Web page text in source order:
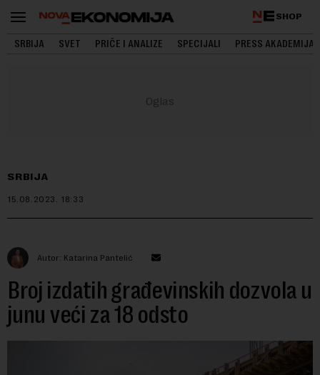
SHOP
SRBIJA SVET PRIČE I ANALIZE SPECIJALI PRESS AKADEMIJA
SRBIJA
15.08.2023. 18:33
Autor: Katarina Pantelić
Broj izdatih građevinskih dozvola u
junu veći za 18 odsto